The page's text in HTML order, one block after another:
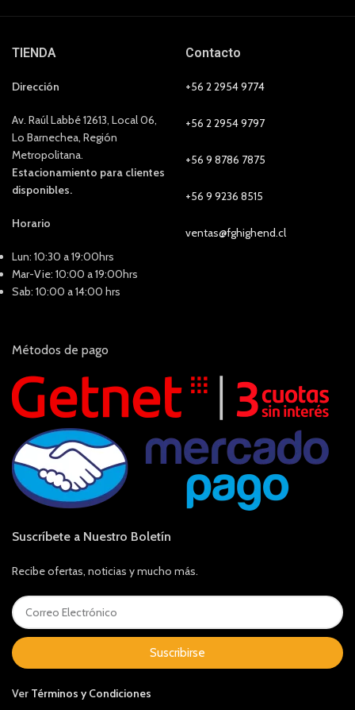
TIENDA
Dirección
Av. Raúl Labbé 12613, Local 06,
Lo Barnechea, Región
Metropolitana.
Estacionamiento para clientes
disponibles.
Horario
Lun: 10:30 a 19:00hrs
Mar-Vie: 10:00 a 19:00hrs
Sab: 10:00 a 14:00 hrs
Contacto
+56 2 2954 9774
+56 2 2954 9797
+56 9 8786 7875
+56 9 9236 8515
ventas@fghighend.cl
Métodos de pago
Suscríbete a Nuestro Boletín
Recibe ofertas, noticias y mucho más.
Suscribirse
Ver Términos y Condiciones